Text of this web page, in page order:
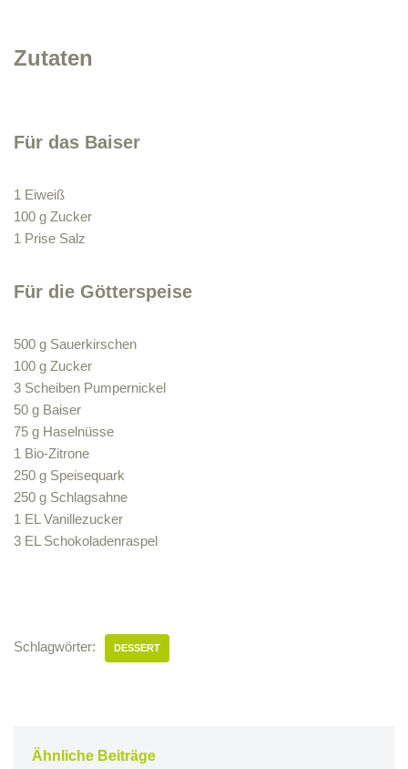
Zutaten
Für das Baiser
1 Eiweiß
100 g Zucker
1 Prise Salz
Für die Götterspeise
500 g Sauerkirschen
100 g Zucker
3 Scheiben Pumpernickel
50 g Baiser
75 g Haselnüsse
1 Bio-Zitrone
250 g Speisequark
250 g Schlagsahne
1 EL Vanillezucker
3 EL Schokoladenraspel
Schlagwörter: DESSERT
Ähnliche Beiträge